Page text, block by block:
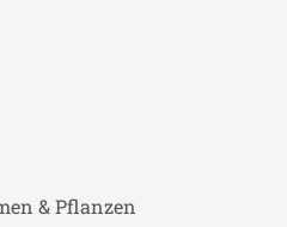
& Pflanzen